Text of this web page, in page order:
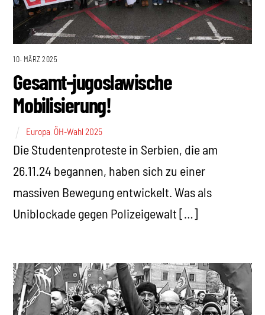
10. MÄRZ 2025
Gesamt-jugoslawische
Mobilisierung!
Europa ÖH-Wahl 2025
Die Studentenproteste in Serbien, die am
26.11.24 begannen, haben sich zu einer
massiven Bewegung entwickelt. Was als
Uniblockade gegen Polizeigewalt […]